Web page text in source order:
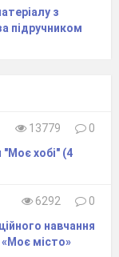
з
підручником
13779
0
"Моє хобі" (4
6292
0
навчання
«Моє місто»